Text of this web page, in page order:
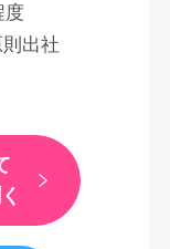
度
出社